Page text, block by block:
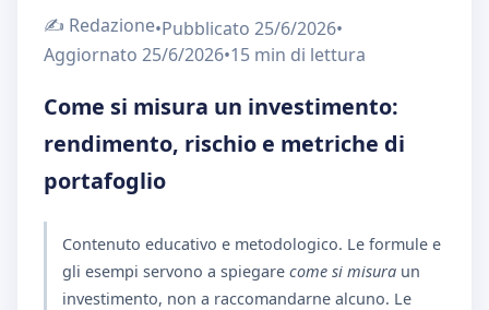
✍️ Redazione•Pubblicato 25/6/2026•
Aggiornato 25/6/2026•15 min di lettura
Come si misura un investimento:
rendimento, rischio e metriche di
portafoglio
Contenuto educativo e metodologico. Le formule e
gli esempi servono a spiegare come si misuraun
investimento, non a raccomandarne alcuno. Le